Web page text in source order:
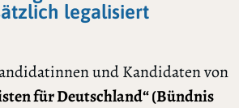
legalisiert
und Kandidaten von
für Deutschland“ (Bündnis